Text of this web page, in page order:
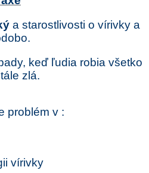
a starostlivosti o vírivky a
keď ľudia robia všetko
zlá.
problém v :
vírivky